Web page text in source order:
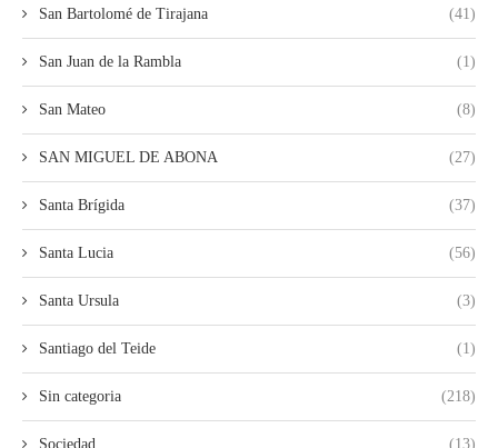
San Bartolomé de Tirajana (41)
San Juan de la Rambla (1)
San Mateo (8)
SAN MIGUEL DE ABONA (27)
Santa Brígida (37)
Santa Lucia (56)
Santa Ursula (3)
Santiago del Teide (1)
Sin categoria (218)
Sociedad (13)